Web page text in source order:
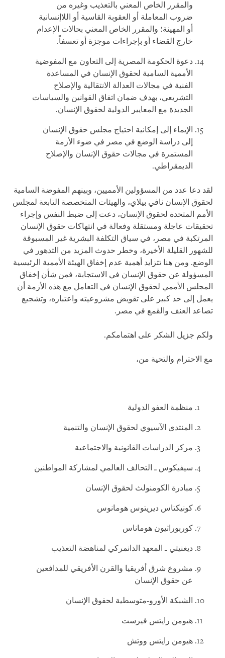
والمقرر الخاص المعني بالتعذيب وغيره من
ضروب المعاملة أو العقوبة القاسية أو اللاإنسانية
أو المهينة؛ والمقرر الخاص المعني بحالات الإعدام
خارج القضاء أو بإجراءات موجزة أو تعسفاً.
دعوة الحكومة المصرية إلى التعاون مع المفوضية
الأممية السامية لحقوق الإنسان في المساعدة
الفنية في مجالات العدالة الانتقالية والإصلاح
التشريعي، بهدف ضمان اتفاق القوانين والسياسات
الجديدة مع المعايير الدولية لحقوق الإنسان.
الإيماء إلى إمكانية احتياج مجلس حقوق الإنسان
إلى دراسة الوضع في مصر في ضوء الأزمة
المستمرة في مجالات حقوق الإنسان والإصلاح
الديمقراطي.
لقد دعا عدد من المسؤولين الأمميين، وبينهم المفوضة السامية
لحقوق الإنسان نافي بيلاي، والهيئات المتخصصة التابعة لمجلس
الأمم المتحدة لحقوق الإنسان، دعت إلى ضبط النفس وإجراء
تحقيقات عاجلة ومستقلة وفعالة في انتهاكات حقوق الإنسان
المرتكبة في مصر، في سياق التكلفة البشرية غير المسبوقة
للشهور القليلة الأخيرة، وخطر حدوث المزيد من التدهور في
الوضع. ومن هنا تتزايد أهمية عدم إخفاق الهيئة الأممية الرئيسية
المسؤولة عن حقوق الإنسان في الاستجابة، فمن شأن إخفاق
المجلس الأممي لحقوق الإنسان في التعامل مع هذه الأزمة أن
يعمل إلى حد كبير على تقويض مشروعيته واعتباره، وتشجيع
تصاعد العنف والقمع في مصر.
ولكم جزيل الشكر على اهتمامكم.
مع الاحترام والتحية من،
منظمة العفو الدولية
المنتدى الآسيوي لحقوق الإنسان والتنمية
مركز الدراسات القانونية والاجتماعية
سيفيكوس ـ التحالف العالمي لمشاركة المواطنين
مبادرة الكومنولث لحقوق الإنسان
كونيكتاس ديريتوس هومانوس
كوربوراثيون هوماناس
ديغنيتي ـ المعهد الدانمركي لمناهضة التعذيب
مشروع شرق أفريقيا والقرن الأفريقي للمدافعين
عن حقوق الإنسان
الشبكة الأورو-متوسطية لحقوق الإنسان
هيومن رايتس فيرست
هيومن رايتس ووتش